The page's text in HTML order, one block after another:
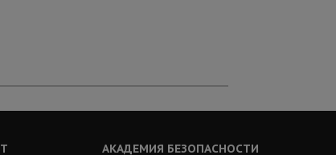
АКАДЕМИЯ БЕЗОПАСНОСТИ